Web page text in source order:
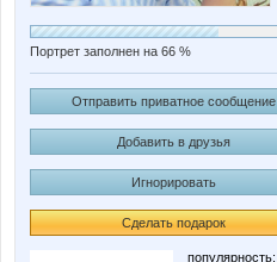
Портрет заполнен на 66 %
Отправить приватное сообщение
Добавить в друзья
Игнорировать
Сделать подарок
популярность: